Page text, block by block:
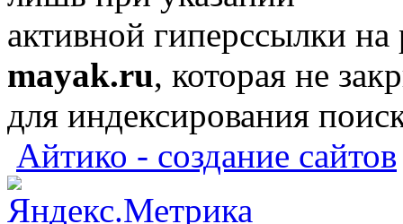
активной гиперссылки
mayak.ru, которая не
для индексирования
Айтико - создание сайтов